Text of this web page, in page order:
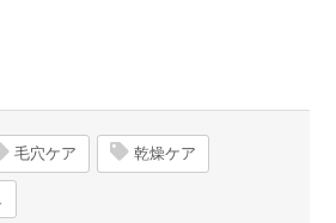
毛穴ケア 乾燥ケア